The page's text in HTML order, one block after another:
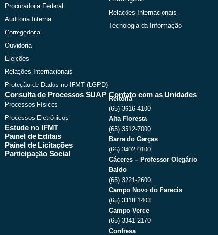
Procuradoria Federal
Auditoria Interna
Corregedoria
Ouvidoria
Eleições
Relações Internacionais
Proteção de Dados no IFMT (LGPD)
Relações Internacionais
Tecnologia da Informação
Consulta de Processos SUAP
Processos Físicos
Processos Eletrônicos
Estude no IFMT
Painel de Editais
Painel de Licitações
Participação Social
Contato com as Unidades
Reitoria
(65) 3616-4100
Alta Floresta
(65) 3512-7000
Barra do Garças
(66) 3402-0100
Cáceres – Professor Olegário
Baldo
(65) 3221-2600
Campo Novo do Parecis
(65) 3318-1403
Campo Verde
(65) 3341-2170
Confresa